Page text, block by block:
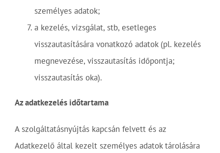
személyes adatok;
a kezelés, vizsgálat, stb, esetleges
visszautasítására vonatkozó adatok (pl. kezelés
megnevezése, visszautasítás időpontja;
visszautasítás oka).
Az adatkezelés időtartama
A szolgáltatásnyújtás kapcsán felvett és az
Adatkezelő által kezelt személyes adatok tárolására